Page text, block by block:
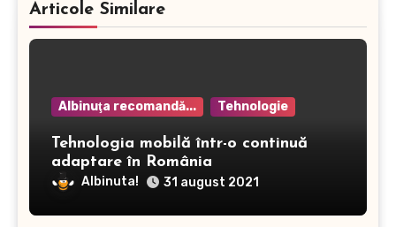
Articole Similare
Albinuţa recomandă... Tehnologie
Tehnologia mobilă într-o continuă
adaptare în România
Albinuta! 31 august 2021